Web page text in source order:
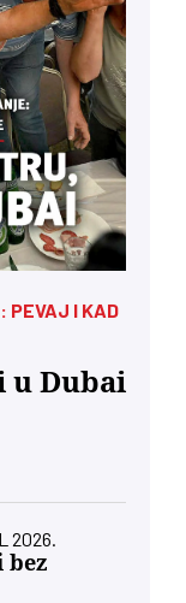
PEVAJ I KAD
u Dubai
2026.
bez